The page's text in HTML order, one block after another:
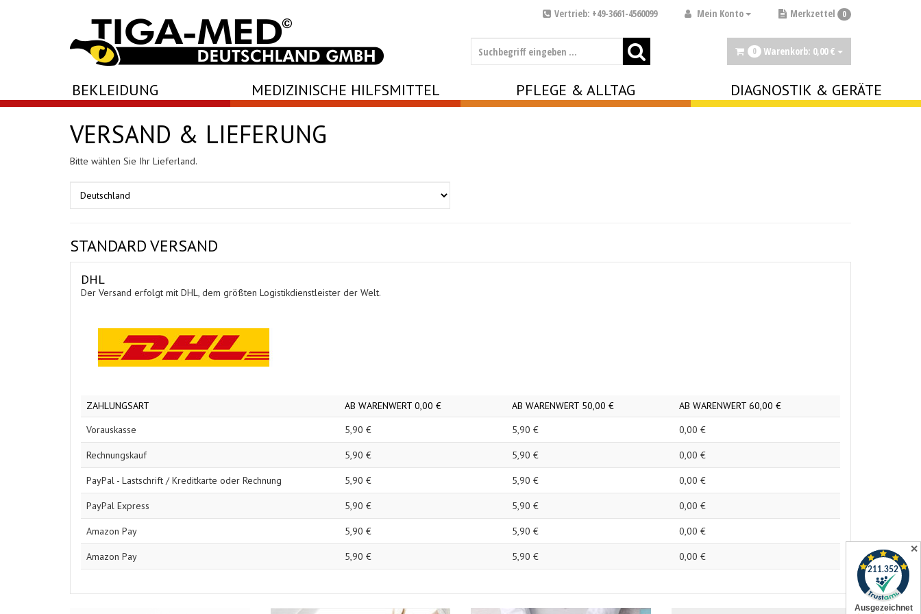
✕
Merkzettel 0
Mein Konto
Vertrieb: +49-3661-4560099
0 Warenkorb: 0,00 €
BEKLEIDUNG MEDIZINISCHE HILFSMITTEL PFLEGE & ALLTAG DIAGNOSTIK & GERÄTE
VERSAND & LIEFERUNG
Bitte wählen Sie Ihr Lieferland.
STANDARD VERSAND
DHL
Der Versand erfolgt mit DHL, dem größten Logistikdienstleister der Welt.
ZAHLUNGSART AB WARENWERT 0,00 € AB WARENWERT 50,00 € AB WARENWERT 60,00 €
Vorauskasse
5,90 € 5,90 € 0,00 €
Rechnungskauf 5,90 € 5,90 € 0,00 €
PayPal - Lastschrift / Kreditkarte oder Rechnung 5,90 € 5,90 € 0,00 €
PayPal Express 5,90 € 5,90 € 0,00 €
Amazon Pay 5,90 € 5,90 € 0,00 €
Amazon Pay 5,90 € 5,90 € 0,00 €